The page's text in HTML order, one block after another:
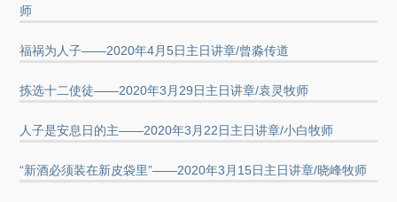
师
福祸为人子——2020年4月5日主日讲章/曾淼传道
拣选十二使徒——2020年3月29日主日讲章/袁灵牧师
人子是安息日的主——2020年3月22日主日讲章/小白牧师
“新酒必须装在新皮袋里”——2020年3月15日主日讲章/晓峰牧师